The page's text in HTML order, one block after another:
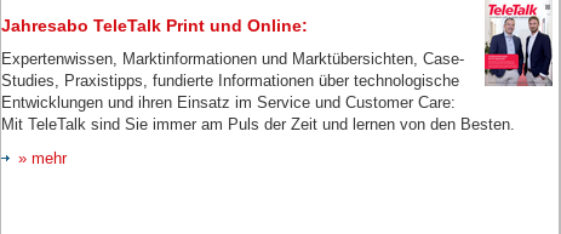
Jahresabo TeleTalk Print und Online:
Expertenwissen, Marktinformationen und Marktübersichten, Case-
Studies, Praxistipps, fundierte Informationen über technologische
Entwicklungen und ihren Einsatz im Service und Customer Care:
Mit TeleTalk sind Sie immer am Puls der Zeit und lernen von den Besten.
» mehr